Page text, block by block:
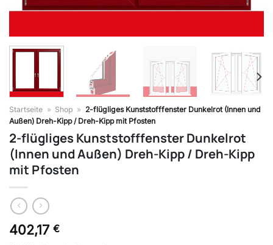
Startseite » Shop » 2-flügliges Kunststofffenster Dunkelrot (Innen und
Außen) Dreh-Kipp / Dreh-Kipp mit Pfosten
2-flügliges Kunststofffenster Dunkelrot
(Innen und Außen) Dreh-Kipp / Dreh-Kipp
mit Pfosten
402,17 €